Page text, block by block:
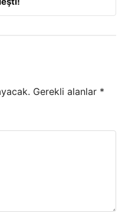
Gerekli alanlar *